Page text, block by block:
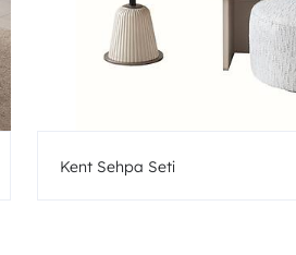
Kent Sehpa Seti